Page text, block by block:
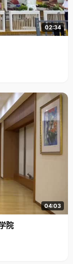
怕少睡觉，韦薇都咬
薇感觉越来越轻松
多，听得更多，而是
力。" 喜欢考
知识。"每次爸爸出
些父亲也能看的一
角落都逛了一遍，看
了中国上下五千年悠
前面有一个大香炉，
墙上很多壁画也斑驳
让祖国强大是每一个
韦薇依然的选了法
很现代的东西，课后
和漏洞。虽然很残
，在学习的时候更
在农村里收到压迫
思维迅
采访的最后她想对所
。高考是一个大熔
真金。"
02:34
04:03
院